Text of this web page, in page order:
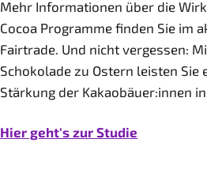
Mehr Informationen über die
Cocoa Programme finden Sie im
Fairtrade. Und nicht vergessen:
Schokolade zu Ostern leisten Sie
Stärkung der Kakaobäuer:innen
Hier geht's zur Studie